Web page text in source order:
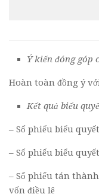
Ý kiến đóng góp
Hoàn toàn đồng ý
Kết quả biểu
– Số phiếu biểu
– Số phiếu biểu
– Số phiếu tán
vốn điều lệ